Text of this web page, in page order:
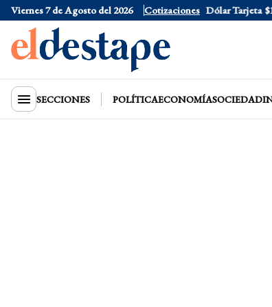
Viernes 7 de Agosto del 2026 Cotizaciones
Dólar Oficial $1520 Dólar Tarjeta $1976
SECCIONES POLÍTICAECONOMÍASOCIEDAD